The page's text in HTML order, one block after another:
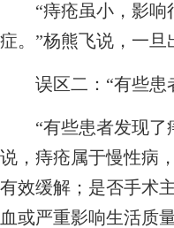
“痔疮虽小，影响很
症。”杨熊飞说，一
误区二：“有些
“有些患者发现了痔
说，痔疮属于慢性病
有效缓解；是否手术
血或严重影响生活质